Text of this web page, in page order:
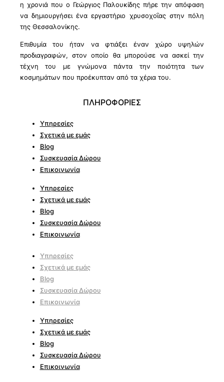
η χρονιά που ο Γεώργιος Παλουκίδης πήρε την απόφαση
να δημιουργήσει ένα εργαστήριο χρυσοχοΐας στην πόλη
της Θεσσαλονίκης.
Επιθυμία του ήταν να φτιάξει έναν χώρο υψηλών
προδιαγραφών, στον οποίο θα μπορούσε να ασκεί την
τέχνη του με γνώμονα πάντα την ποιότητα των
κοσμημάτων που προέκυπταν από τα χέρια του.
ΠΛΗΡΟΦΟΡΙΕΣ
Υπηρεσίες
Σχετικά με εμάς
Blog
Συσκευασία Δώρου
Επικοινωνία
Υπηρεσίες
Σχετικά με εμάς
Blog
Συσκευασία Δώρου
Επικοινωνία
Υπηρεσίες
Σχετικά με εμάς
Blog
Συσκευασία Δώρου
Επικοινωνία
Υπηρεσίες
Σχετικά με εμάς
Blog
Συσκευασία Δώρου
Επικοινωνία